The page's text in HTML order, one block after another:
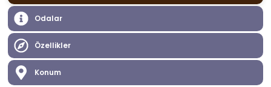
Odalar
Özellikler
Konum